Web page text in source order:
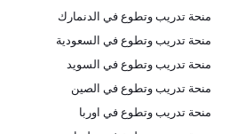
منحة تدريب وتطوع في الدنمارك
منحة تدريب وتطوع في السعودية
منحة تدريب وتطوع في السويد
منحة تدريب وتطوع في الصين
منحة تدريب وتطوع في اوربا